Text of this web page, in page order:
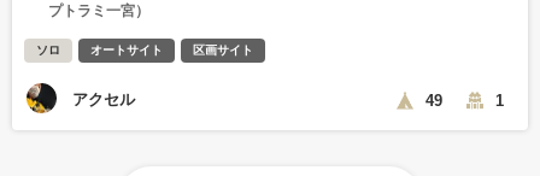
プトラミ一宮）
ソロ オートサイト 区画サイト
アクセル 49 1